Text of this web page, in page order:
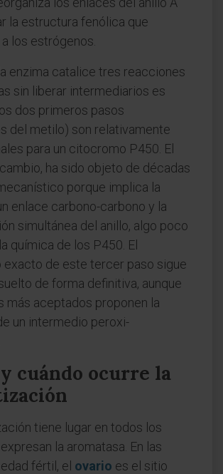
la estructura fenólica que
los estrógenos.
enzima catalice tres reacciones
sin liberar intermediarios es
dos primeros pasos
del metilo) son relativamente
para un citocromo P450. El
ha sido objeto de décadas
porque implica la
enlace carbono-carbono y la
simultánea del anillo, algo poco
química de los P450. El
exacto de este tercer paso sigue
de forma definitiva, aunque
más aceptados proponen la
un intermedio peroxi-
cuándo ocurre la
tiene lugar en todos los
la aromatasa. En las
fértil, el ovario es el sitio